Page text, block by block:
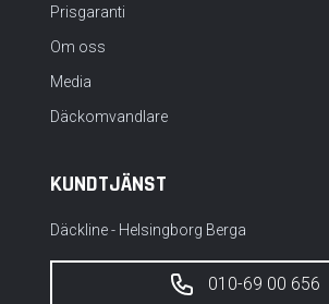
Prisgaranti
Om oss
Media
Däckomvandlare
KUNDTJÄNST
Däckline - Helsingborg Berga
010-69 00 656